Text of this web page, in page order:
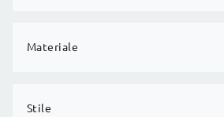
Materiale
Stile